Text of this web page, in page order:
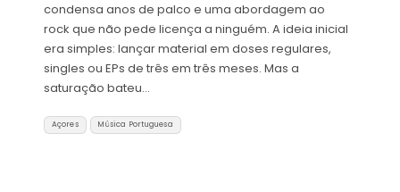
condensa anos de palco e uma abordagem ao
rock que não pede licença a ninguém. A ideia inicial
era simples: lançar material em doses regulares,
singles ou EPs de três em três meses. Mas a
saturação bateu…
Açores Música Portuguesa